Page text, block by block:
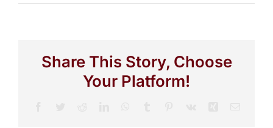
Share This Story, Choose
Your Platform!